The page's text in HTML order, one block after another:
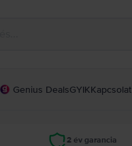
Genius DealsGYIKKapcsolat
2 év garancia